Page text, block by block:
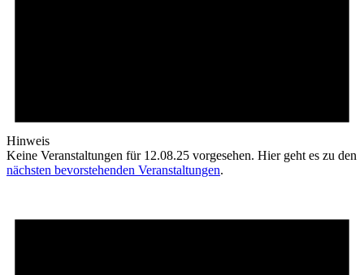
Hinweis
Keine Veranstaltungen für 12.08.25 vorgesehen. Hier geht es zu den
nächsten bevorstehenden Veranstaltungen.